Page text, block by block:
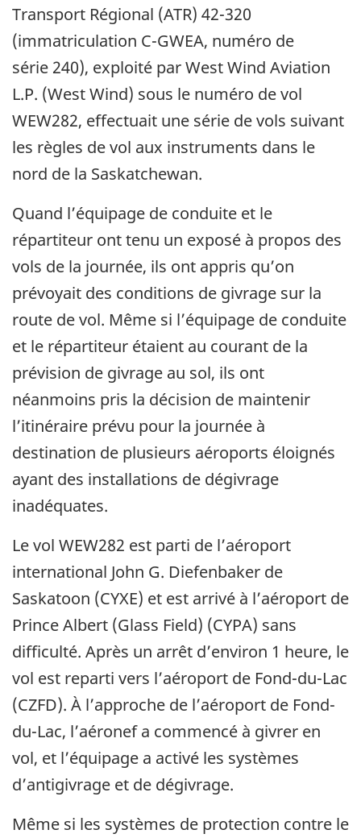
Transport Régional (ATR) 42-320
(immatriculation C-GWEA, numéro de
série 240), exploité par West Wind Aviation
L.P. (West Wind) sous le numéro de vol
WEW282, effectuait une série de vols suivant
les règles de vol aux instruments dans le
nord de la Saskatchewan.
Quand l’équipage de conduite et le
répartiteur ont tenu un exposé à propos des
vols de la journée, ils ont appris qu’on
prévoyait des conditions de givrage sur la
route de vol. Même si l’équipage de conduite
et le répartiteur étaient au courant de la
prévision de givrage au sol, ils ont
néanmoins pris la décision de maintenir
l’itinéraire prévu pour la journée à
destination de plusieurs aéroports éloignés
ayant des installations de dégivrage
inadéquates.
Le vol WEW282 est parti de l’aéroport
international John G. Diefenbaker de
Saskatoon (CYXE) et est arrivé à l’aéroport de
Prince Albert (Glass Field) (CYPA) sans
difficulté. Après un arrêt d’environ 1 heure, le
vol est reparti vers l’aéroport de Fond-du-Lac
(CZFD). À l’approche de l’aéroport de Fond-
du-Lac, l’aéronef a commencé à givrer en
vol, et l’équipage a activé les systèmes
d’antigivrage et de dégivrage.
Même si les systèmes de protection contre le